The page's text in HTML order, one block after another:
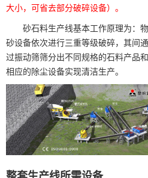
大小，可省去部分破碎设备）。
砂石料生产线基本工作原理为：
砂设备依次进行三重等级破碎，其间
过振动筛筛分出不同规格的石料产品
相应的除尘设备实现清洁生产。